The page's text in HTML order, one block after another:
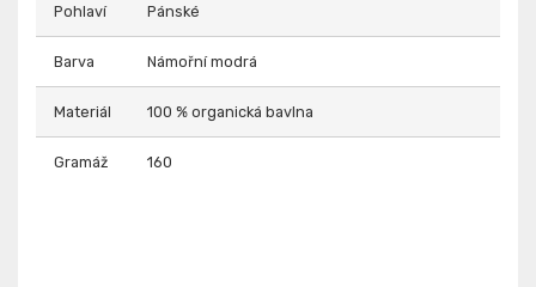
Pohlaví Pánské
Barva Námořní modrá
Materiál 100 % organická bavlna
Gramáž 160